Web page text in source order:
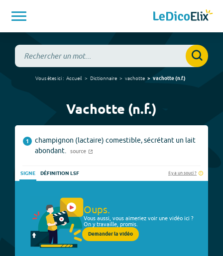
Vous êtes ici : Accueil Dictionnaire vachotte vachotte(n.f.)
Vachotte (n.f.)
1
champignon (lactaire) comestible, sécrétant un lait
abondant.
source
SIGNE DÉFINITION LSF Il y a un souci ?
Oups.
Vous aussi, vous aimeriez voir une vidéo ici ?
On y travaille, promis.
Demander la vidéo